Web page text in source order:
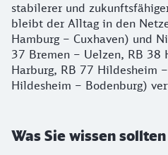
stabilerer und
bleibt der Alltag in den
Hamburg – Cuxhaven) und
37 Bremen – Uelzen, RB 38
Harburg, RB 77 Hildesheim
Hildesheim – Bodenburg)
Was Sie wissen sollten